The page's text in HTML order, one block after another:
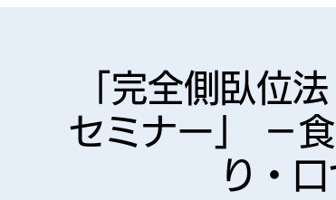
「完全側臥位
セミナー」 －
り・